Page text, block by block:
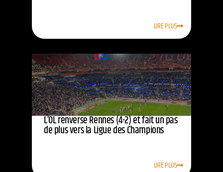
LIRE PLUS
L’OL renverse Rennes (4-2) et fait un pas
de plus vers la Ligue des Champions
LIRE PLUS